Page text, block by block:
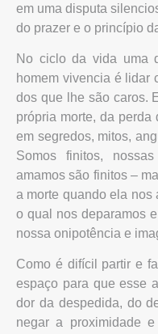
em uma disputa
do prazer e o princípio
No ciclo da vida uma
homem vivencia é lidar
dos que lhe são caros.
própria morte, da perda
em segredos, mitos,
Somos finitos,
amamos são finitos –
a morte quando ela nos
o qual nos deparamos
nossa onipotência e
Como é difícil partir e
espaço para que esse
dor da despedida, do
negar a proximidade